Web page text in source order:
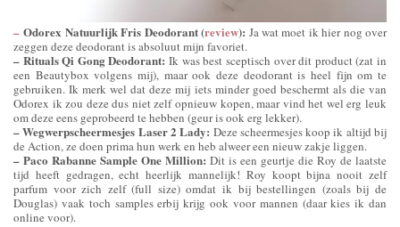
– Odorex Natuurlijk Fris Deodorant (review): Ja wat moet ik hier nog over
zeggen deze deodorant is absoluut mijn favoriet.
– Rituals Qi Gong Deodorant: Ik was best sceptisch over dit product (zat in
een Beautybox volgens mij), maar ook deze deodorant is heel fijn om te
gebruiken. Ik merk wel dat deze mij iets minder goed beschermt als die van
Odorex ik zou deze dus niet zelf opnieuw kopen, maar vind het wel erg leuk
om deze eens geprobeerd te hebben (geur is ook erg lekker).
– Wegwerpscheermesjes Laser 2 Lady: Deze scheermesjes koop ik altijd bij
de Action, ze doen prima hun werk en heb alweer een nieuw zakje liggen.
– Paco Rabanne Sample One Million: Dit is een geurtje die Roy de laatste
tijd heeft gedragen, echt heerlijk mannelijk! Roy koopt bijna nooit zelf
parfum voor zich zelf (full size) omdat ik bij bestellingen (zoals bij de
Douglas) vaak toch samples erbij krijg ook voor mannen (daar kies ik dan
online voor).